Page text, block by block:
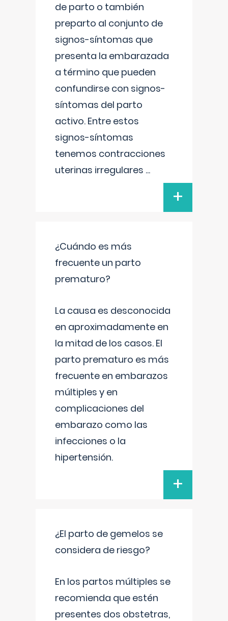
de parto o también
preparto al conjunto de
signos-síntomas que
presenta la embarazada
a término que pueden
confundirse con signos-
síntomas del parto
activo. Entre estos
signos-síntomas
tenemos contracciones
uterinas irregulares ...
+
¿Cuándo es más
frecuente un parto
prematuro?
La causa es desconocida
en aproximadamente en
la mitad de los casos. El
parto prematuro es más
frecuente en embarazos
múltiples y en
complicaciones del
embarazo como las
infecciones o la
hipertensión.
+
¿El parto de gemelos se
considera de riesgo?
En los partos múltiples se
recomienda que estén
presentes dos obstetras,